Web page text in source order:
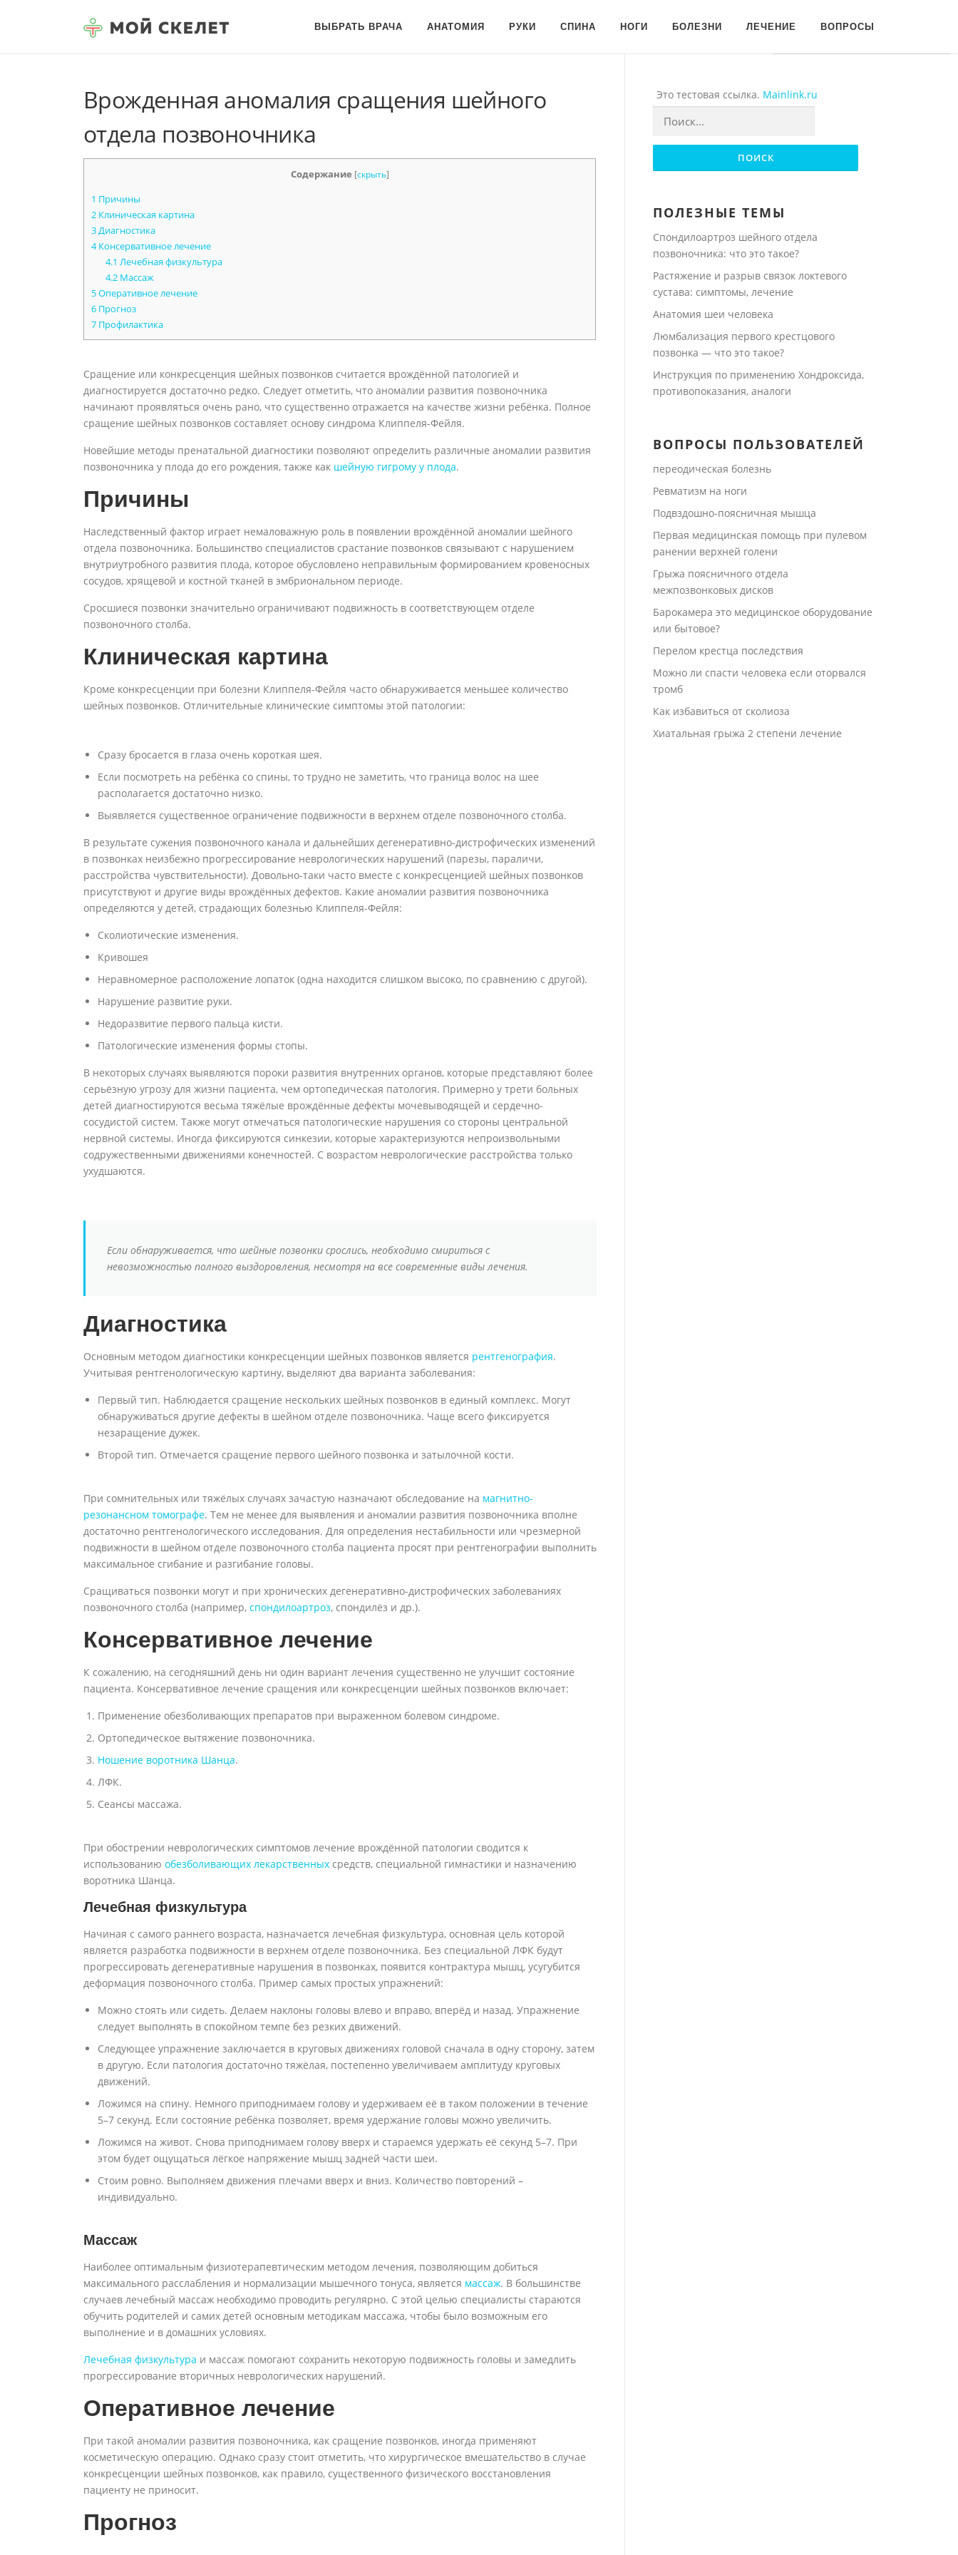
ВЫБРАТЬ ВРАЧА АНАТОМИЯ РУКИ СПИНА НОГИ БОЛЕЗНИ ЛЕЧЕНИЕ ВОПРОСЫ
Врожденная аномалия сращения шейного
отдела позвоночника
Содержание [скрыть]
1 Причины
2 Клиническая картина
3Диагностика
4Консервативное лечение
4.1 Лечебная физкультура
4.2Массаж
5Оперативное лечение
6 Прогноз
7 Профилактика
Сращение или конкресценция шейных позвонков считается врождённой патологией и
диагностируется достаточно редко. Следует отметить, что аномалии развития позвоночника
начинают проявляться очень рано, что существенно отражается на качестве жизни ребёнка. Полное
сращение шейных позвонков составляет основу синдрома Клиппеля-Фейля.
Новейшие методы пренатальной диагностики позволяют определить различные аномалии развития
позвоночника у плода до его рождения, также как шейную гигрому у плода.
Причины
Наследственный фактор играет немаловажную роль в появлении врождённой аномалии шейного
отдела позвоночника. Большинство специалистов срастание позвонков связывают с нарушением
внутриутробного развития плода, которое обусловлено неправильным формированием кровеносных
сосудов, хрящевой и костной тканей в эмбриональном периоде.
Сросшиеся позвонки значительно ограничивают подвижность в соответствующем отделе
позвоночного столба.
Клиническая картина
Кроме конкресценции при болезни Клиппеля-Фейля часто обнаруживается меньшее количество
шейных позвонков. Отличительные клинические симптомы этой патологии:
Сразу бросается в глаза очень короткая шея.
Если посмотреть на ребёнка со спины, то трудно не заметить, что граница волос на шее
располагается достаточно низко.
Выявляется существенное ограничение подвижности в верхнем отделе позвоночного столба.
В результате сужения позвоночного канала и дальнейших дегенеративно-дистрофических изменений
в позвонках неизбежно прогрессирование неврологических нарушений (парезы, параличи,
расстройства чувствительности). Довольно-таки часто вместе с конкресценцией шейных позвонков
присутствуют и другие виды врождённых дефектов. Какие аномалии развития позвоночника
определяются у детей, страдающих болезнью Клиппеля-Фейля:
Сколиотические изменения.
Кривошея
Неравномерное расположение лопаток (одна находится слишком высоко, по сравнению с другой).
Нарушение развитие руки.
Недоразвитие первого пальца кисти.
Патологические изменения формы стопы.
В некоторых случаях выявляются пороки развития внутренних органов, которые представляют более
серьёзную угрозу для жизни пациента, чем ортопедическая патология. Примерно у трети больных
детей диагностируются весьма тяжёлые врождённые дефекты мочевыводящей и сердечно-
сосудистой систем. Также могут отмечаться патологические нарушения со стороны центральной
нервной системы. Иногда фиксируются синкезии, которые характеризуются непроизвольными
содружественными движениями конечностей. С возрастом неврологические расстройства только
ухудшаются.
Если обнаруживается, что шейные позвонки срослись, необходимо смириться с
невозможностью полного выздоровления, несмотря на все современные виды лечения.
Диагностика
Основным методом диагностики конкресценции шейных позвонков является рентгенография.
Учитывая рентгенологическую картину, выделяют два варианта заболевания:
Первый тип. Наблюдается сращение нескольких шейных позвонков в единый комплекс. Могут
обнаруживаться другие дефекты в шейном отделе позвоночника. Чаще всего фиксируется
незаращение дужек.
Второй тип. Отмечается сращение первого шейного позвонка и затылочной кости.
При сомнительных или тяжёлых случаях зачастую назначают обследование на магнитно-
резонансном томографе. Тем не менее для выявления и аномалии развития позвоночника вполне
достаточно рентгенологического исследования. Для определения нестабильности или чрезмерной
подвижности в шейном отделе позвоночного столба пациента просят при рентгенографии выполнить
максимальное сгибание и разгибание головы.
Сращиваться позвонки могут и при хронических дегенеративно-дистрофических заболеваниях
позвоночного столба (например, спондилоартроз, спондилёз и др.).
Консервативное лечение
К сожалению, на сегодняшний день ни один вариант лечения существенно не улучшит состояние
пациента. Консервативное лечение сращения или конкресценции шейных позвонков включает:
Применение обезболивающих препаратов при выраженном болевом синдроме.
Ортопедическое вытяжение позвоночника.
Ношение воротника Шанца.
ЛФК.
Сеансы массажа.
При обострении неврологических симптомов лечение врождённой патологии сводится к
использованию обезболивающих лекарственных средств, специальной гимнастики и назначению
воротника Шанца.
Лечебная физкультура
Начиная с самого раннего возраста, назначается лечебная физкультура, основная цель которой
является разработка подвижности в верхнем отделе позвоночника. Без специальной ЛФК будут
прогрессировать дегенеративные нарушения в позвонках, появится контрактура мышц, усугубится
деформация позвоночного столба. Пример самых простых упражнений:
Можно стоять или сидеть. Делаем наклоны головы влево и вправо, вперёд и назад. Упражнение
следует выполнять в спокойном темпе без резких движений.
Следующее упражнение заключается в круговых движениях головой сначала в одну сторону, затем
в другую. Если патология достаточно тяжёлая, постепенно увеличиваем амплитуду круговых
движений.
Ложимся на спину. Немного приподнимаем голову и удерживаем её в таком положении в течение
5–7 секунд. Если состояние ребёнка позволяет, время удержание головы можно увеличить.
Ложимся на живот. Снова приподнимаем голову вверх и стараемся удержать её секунд 5–7. При
этом будет ощущаться лёгкое напряжение мышц задней части шеи.
Стоим ровно. Выполняем движения плечами вверх и вниз. Количество повторений –
индивидуально.
Массаж
Наиболее оптимальным физиотерапевтическим методом лечения, позволяющим добиться
максимального расслабления и нормализации мышечного тонуса, является массаж. В большинстве
случаев лечебный массаж необходимо проводить регулярно. С этой целью специалисты стараются
обучить родителей и самих детей основным методикам массажа, чтобы было возможным его
выполнение и в домашних условиях.
Лечебная физкультура и массаж помогают сохранить некоторую подвижность головы и замедлить
прогрессирование вторичных неврологических нарушений.
Оперативное лечение
При такой аномалии развития позвоночника, как сращение позвонков, иногда применяют
косметическую операцию. Однако сразу стоит отметить, что хирургическое вмешательство в случае
конкресценции шейных позвонков, как правило, существенного физического восстановления
пациенту не приносит.
Прогноз
Это тестовая ссылка. Mainlink.ru
Найти:
ПОЛЕЗНЫЕ ТЕМЫ
Спондилоартроз шейного отдела
позвоночника: что это такое?
Растяжение и разрыв связок локтевого
сустава: симптомы, лечение
Анатомия шеи человека
Люмбализация первого крестцового
позвонка — что это такое?
Инструкция по применению Хондроксида,
противопоказания, аналоги
ВОПРОСЫ ПОЛЬЗОВАТЕЛЕЙ
переодическая болезнь
Ревматизм на ноги
Подвздошно-поясничная мышца
Первая медицинская помощь при пулевом
ранении верхней голени
Грыжа поясничного отдела
межпозвонковых дисков
Барокамера это медицинское оборудование
или бытовое?
Перелом крестца последствия
Можно ли спасти человека если оторвался
тромб
Как избавиться от сколиоза
Хиатальная грыжа 2 степени лечение
Для любых предложений по